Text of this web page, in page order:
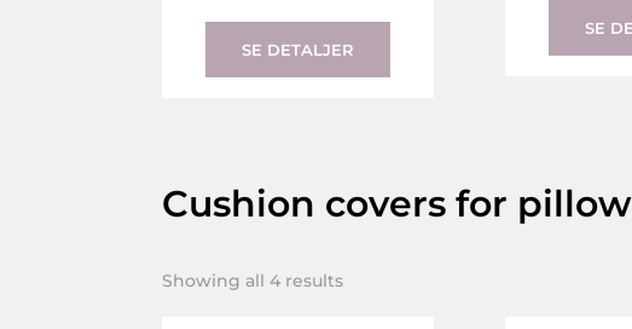
SE DETALJER
SE
Cushion covers for
Showing all 4 results